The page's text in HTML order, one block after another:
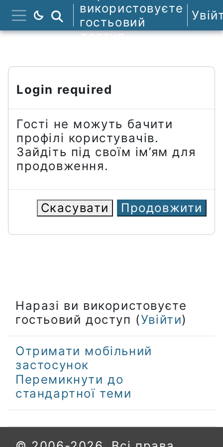
Перейти до головного вмісту
Бокова панель
Пошук курсів
використовуєте
гостьовий
доступ
Login required
Гості не можуть бачити
профілі користувачів.
Зайдіть під своїм ім’ям для
продовження.
Скасувати Продовжити
Наразі ви використовуєте
гостьовий доступ (Увійти)
Отримати мобільний
застосунок
Перемикнути до
стандартної теми